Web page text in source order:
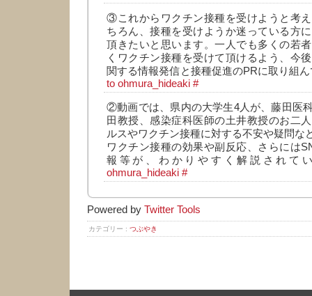
③これからワクチン接種を受けようと考
ちろん、接種を受けようか迷っている方
頂きたいと思います。一人でも多くの若
くワクチン接種を受けて頂けるよう、今
関する情報発信と接種促進のPRに取り組
to ohmura_hideaki #
②動画では、県内の大学生4人が、藤田医
田教授、感染症科医師の土井教授のお二
ルスやワクチン接種に対する不安や疑問な
ワクチン接種の効果や副反応、さらには
報等が、わかりやすく解説されて
ohmura_hideaki #
Powered by Twitter Tools
カテゴリー : つぶやき